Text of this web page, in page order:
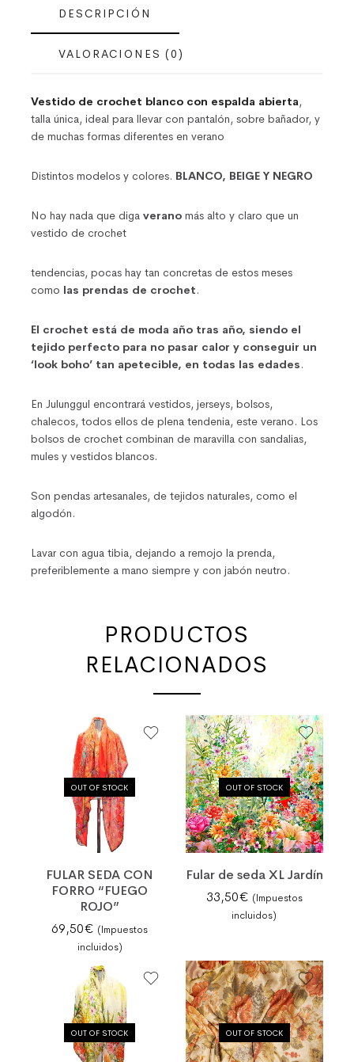
DESCRIPCIÓN
VALORACIONES (0)
Vestido de crochet blanco con espalda abierta,
talla única, ideal para llevar con pantalón, sobre bañador, y
de muchas formas diferentes en verano
Distintos modelos y colores. BLANCO, BEIGE Y NEGRO
No hay nada que digaverano más alto y claro que un
vestido de crochet
tendencias, pocas hay tan concretas de estos meses
como las prendas de crochet.
El crochet está de moda año tras año, siendo el
tejido perfecto para no pasar calor y conseguir un
‘look boho’ tan apetecible, en todas las edades.
En Julunggul encontrará vestidos, jerseys, bolsos,
chalecos, todos ellos de plena tendenia, este verano. Los
bolsos de crochet combinan de maravilla con sandalias,
mules y vestidos blancos.
Son pendas artesanales, de tejidos naturales, como el
algodón.
Lavar con agua tibia, dejando a remojo la prenda,
preferiblemente a mano siempre y con jabón neutro.
PRODUCTOS
RELACIONADOS
OUT OF STOCK
FULAR SEDA CON
FORRO “FUEGO
ROJO”
69,50€ (Impuestos
incluidos)
OUT OF STOCK
Fular de seda XL Jardín
33,50€ (Impuestos
incluidos)
OUT OF STOCK OUT OF STOCK